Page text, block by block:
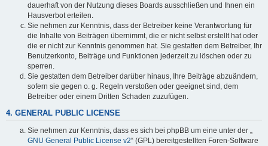
dauerhaft von der Nutzung dieses Boards ausschließen und Ihnen ein
Hausverbot erteilen.
Sie nehmen zur Kenntnis, dass der Betreiber keine Verantwortung für
die Inhalte von Beiträgen übernimmt, die er nicht selbst erstellt hat oder
die er nicht zur Kenntnis genommen hat. Sie gestatten dem Betreiber, Ihr
Benutzerkonto, Beiträge und Funktionen jederzeit zu löschen oder zu
sperren.
Sie gestatten dem Betreiber darüber hinaus, Ihre Beiträge abzuändern,
sofern sie gegen o. g. Regeln verstoßen oder geeignet sind, dem
Betreiber oder einem Dritten Schaden zuzufügen.
4. GENERAL PUBLIC LICENSE
Sie nehmen zur Kenntnis, dass es sich bei phpBB um eine unter der „
GNU General Public License v2“ (GPL) bereitgestellten Foren-Software